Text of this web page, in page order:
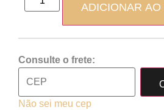
ADICIONAR AO
Consulte o frete:
Não sei meu cep